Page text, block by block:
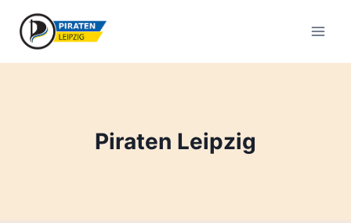
Inhalt
springen
Piraten Leipzig